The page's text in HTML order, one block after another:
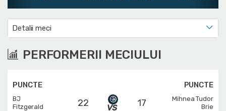
Detalii meci
PERFORMERII MECIULUI
PUNCTE
BJ
Fitzgerald
22
PUNCTE
17
Mihnea Tudor
Brie